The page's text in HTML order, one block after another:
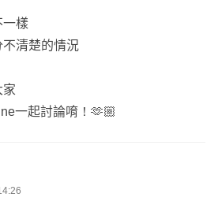
一樣
清楚的情況
家
一起討論唷！🫶🏼